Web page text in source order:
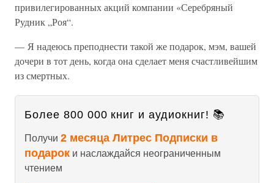
привилегированных акций компании «Серебряный
Рудник „Роя“.
— Я надеюсь преподнести такой же подарок, мэм, вашей
дочери в тот день, когда она сделает меня счастливейшим
из смертных.
Более 800 000 книг и аудиокниг! 📚
Получи 2 месяца Литрес Подписки в
подарок и наслаждайся неограниченным
чтением